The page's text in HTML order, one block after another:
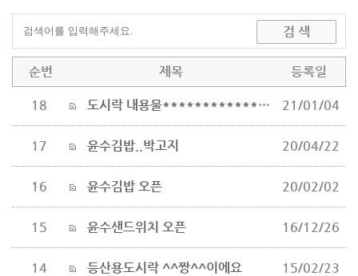
순번 제목 등록일
18 도시락 내용물**************************** 21/01/04
17 윤수김밥..박고지 20/04/22
16 윤수김밥 오픈 20/02/02
15 윤수샌드위치 오픈 16/12/26
14 등산용도시락 ^^짱^^이에요 15/02/23